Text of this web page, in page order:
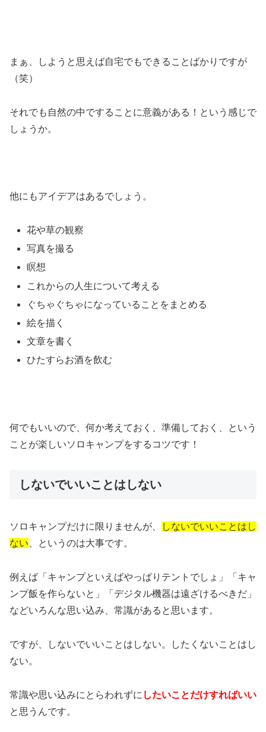
まぁ、しようと思えば自宅でもできることばかりですが
（笑）
それでも自然の中ですることに意義がある！という感じで
しょうか。
他にもアイデアはあるでしょう。
花や草の観察
写真を撮る
瞑想
これからの人生について考える
ぐちゃぐちゃになっていることをまとめる
絵を描く
文章を書く
ひたすらお酒を飲む
何でもいいので、何か考えておく、準備しておく、という
ことが楽しいソロキャンプをするコツです！
しないでいいことはしない
ソロキャンプだけに限りませんが、
しないでいいことはし
ない 、というのは大事です。
例えば「キャンプといえばやっぱりテントでしょ」「キャ
ンプ飯を作らないと」「デジタル機器は遠ざけるべきだ」
などいろんな思い込み、常識があると思います。
ですが、しないでいいことはしない。したくないことはし
ない。
常識や思い込みにとらわれずに したいことだけすればいい
と思うんです。